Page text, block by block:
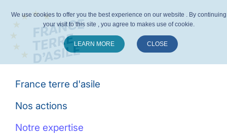
France terre d'asile
Nos actions
Notre expertise
We use cookies to offer you the best experience on our website . By continuing
your visit to this site , you agree to makes use of cookie.
LEARN MORE CLOSE